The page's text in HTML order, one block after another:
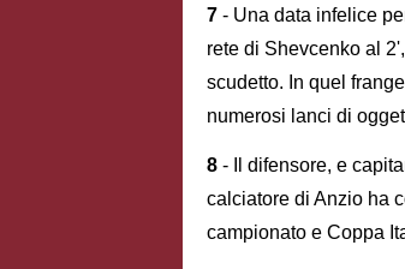
7 - Una data infelice
rete di Shevcenko al
scudetto. In quel
numerosi lanci di
8 - Il difensore, e
calciatore di Anzio ha
campionato e Coppa